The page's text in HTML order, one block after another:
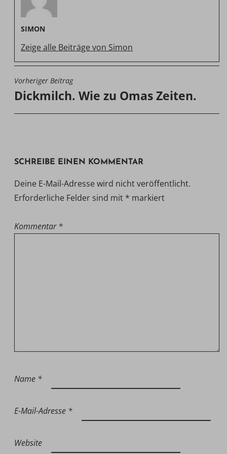
SIMON
Zeige alle Beiträge von Simon
BEITRAGSNAVIGATION
Vorheriger Beitrag
Dickmilch. Wie zu Omas Zeiten.
SCHREIBE EINEN KOMMENTAR
Deine E-Mail-Adresse wird nicht veröffentlicht.
Erforderliche Felder sind mit * markiert
Kommentar *
Name *
E-Mail-Adresse *
Website